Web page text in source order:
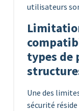
utilisateurs
types de
Une des
sécurité